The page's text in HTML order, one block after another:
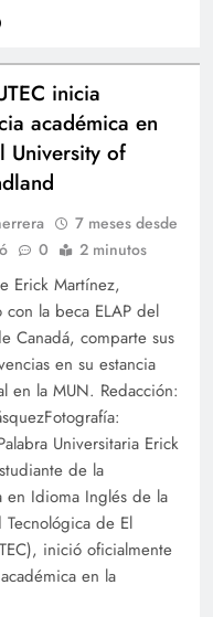
inicia
académica en
University of
7 meses desde
0 2 minutos
Erick Martínez,
la beca ELAP del
Canadá, comparte sus
en su estancia
en la MUN. Redacción:
Universitaria Erick
de la
en Idioma Inglés de la
Tecnológica de El
inició oficialmente
en la